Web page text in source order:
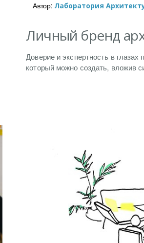
Автор: Лаборатория
Личный бренд
Доверие и экспертность в глазах
который можно создать, вложив